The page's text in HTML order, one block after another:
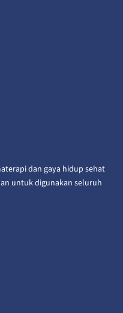
dan gaya hidup sehat
untuk digunakan seluruh